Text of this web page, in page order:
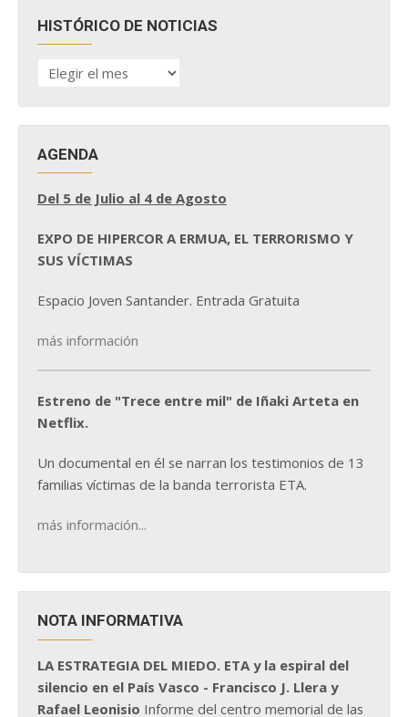
HISTÓRICO DE NOTICIAS
HISTÓRICO
DE
AGENDA
Del 5 de Julio al 4 de Agosto
EXPO DE HIPERCOR A ERMUA, EL TERRORISMO Y
SUS VÍCTIMAS
Espacio Joven Santander. Entrada Gratuita
más información
Estreno de "Trece entre mil" de Iñaki Arteta en
Netflix.
Un documental en él se narran los testimonios de 13
familias víctimas de la banda terrorista ETA.
más información...
NOTA INFORMATIVA
LA ESTRATEGIA DEL MIEDO. ETA y la espiral del
silencio en el País Vasco - Francisco J. Llera y
Rafael Leonisio Informe del centro memorial de las